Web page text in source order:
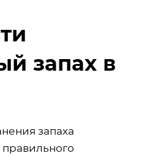
запах в
запаха